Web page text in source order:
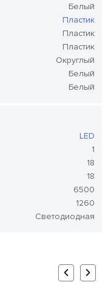
Белый
Пластик
Пластик
Пластик
Округлый
Белый
Белый
LED
1
18
18
6500
1260
Светодиодная